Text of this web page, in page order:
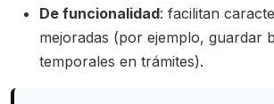
De funcionalidad: facilitan
mejoradas (por ejemplo, guardar
temporales en trámites).